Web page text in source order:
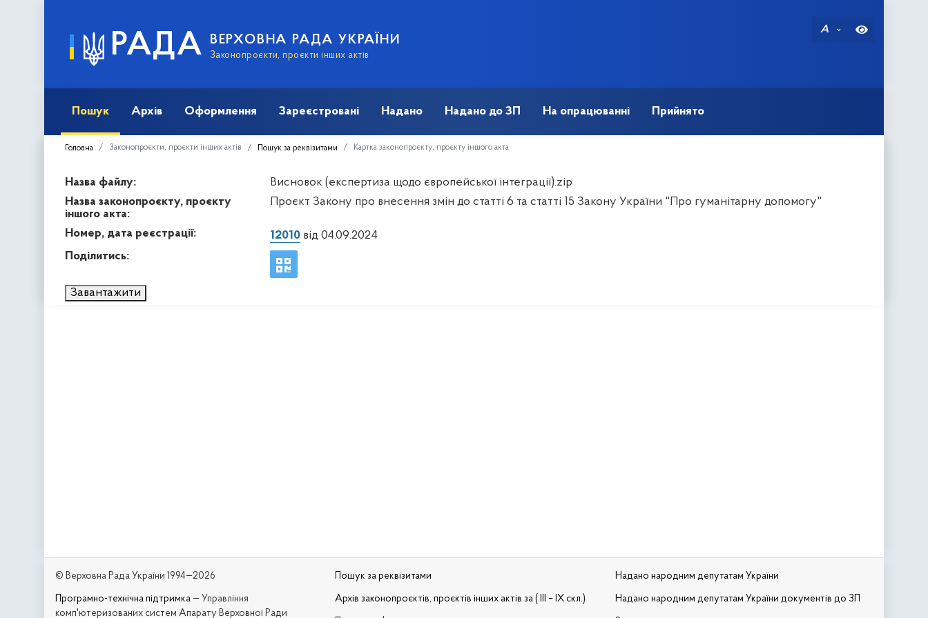
РАДА ВЕРХОВНА РАДА УКРАЇНИ
Законопроєкти, проєкти інших актів
A
Пошук Архів Оформлення Зареєстровані Надано Надано до ЗП На опрацюванні Прийнято
Головна Законопроєкти, проєкти інших актів Пошук за реквізитами Картка законопроєкту, проєкту іншого акта
Назва файлу:
Висновок (експертиза щодо європейської інтеграції).zip
Назва законопроєкту, проєкту
іншого акта:
Проєкт Закону про внесення змін до статті 6 та статті 15 Закону України "Про гуманітарну допомогу"
Номер, дата реєстрації: 12010від 04.09.2024
Поділитись:
Завантажити
© Верховна Рада України 1994—2026
Програмно-технічна підтримка — Управління
комп'ютеризованих систем Апарату Верховної Ради
Пошук за реквізитами
Архів законопроєктів, проєктів інших актів за ( III – IX скл.)
Надано народним депутатам України
Надано народним депутатам України документів до ЗП